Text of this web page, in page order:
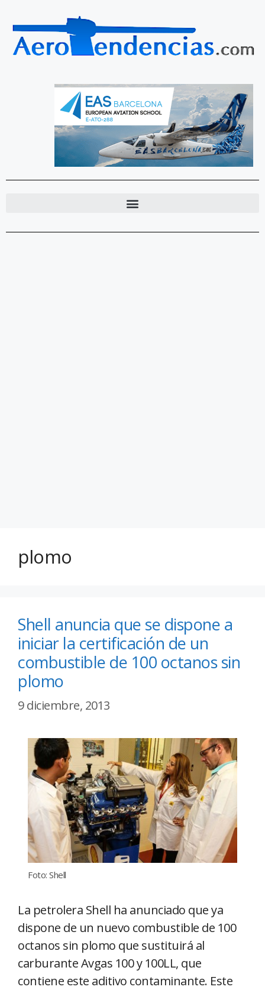
plomo
Shell anuncia que se dispone a
iniciar la certificación de un
combustible de 100 octanos sin
plomo
9 diciembre, 2013
Foto: Shell
La petrolera Shell ha anunciado que ya
dispone de un nuevo combustible de 100
octanos sin plomo que sustituirá al
carburante Avgas 100 y 100LL, que
contiene este aditivo contaminante. Este